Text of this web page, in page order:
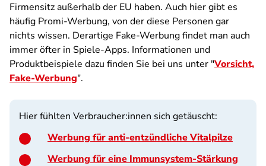
Firmensitz außerhalb der EU haben. Auch hier gibt es
häufig Promi-Werbung, von der diese Personen gar
nichts wissen. Derartige Fake-Werbung findet man auch
immer öfter in Spiele-Apps. Informationen und
Produktbeispiele dazu finden Sie bei uns unter "Vorsicht,
Fake-Werbung".
Hier fühlten Verbraucher:innen sich getäuscht:
Werbung für anti-entzündliche Vitalpilze
Werbung für eine Immunsystem-Stärkung